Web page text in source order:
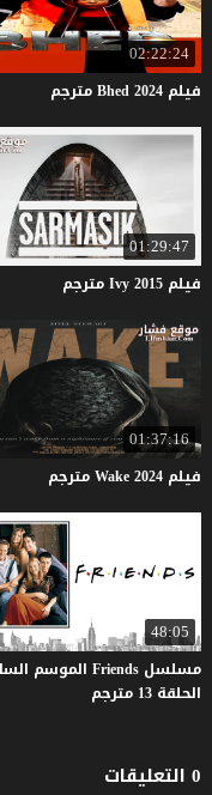
02:22:24
فيلم Bhed2024 مترجم
01:29:47
فيلم Ivy2015 مترجم
01:37:16
فيلم Wake2024 مترجم
48:05
مسلسل Friends الموسم السادس
الحلقة 13 مترجم
0 التعليقات